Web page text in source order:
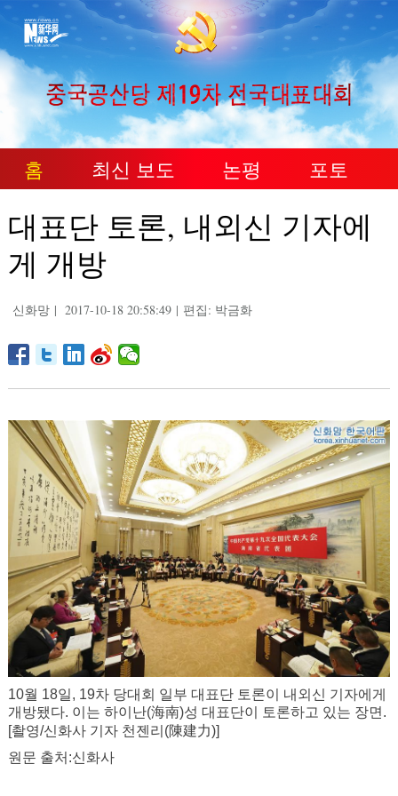
홈 최신 보도 논평 포토
대표단 토론, 내외신 기자에
게 개방
신화망 | 2017-10-18 20:58:49 | 편집: 박금화
10월 18일, 19차 당대회 일부 대표단 토론이 내외신 기자에게
개방됐다. 이는 하이난(海南)성 대표단이 토론하고 있는 장면.
[촬영/신화사 기자 천젠리(陳建力)]
원문 출처:신화사